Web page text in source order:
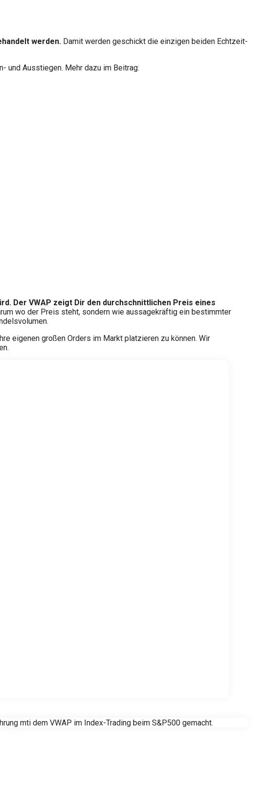
werden. Damit werden geschickt die einzigen beiden Echtzeit-
und Ausstiegen. Mehr dazu im Beitrag:
Der VWAP zeigt Dir den durchschnittlichen Preis eines
wo der Preis steht, sondern wie aussagekräftig ein bestimmter
eigenen großen Orders im Markt platzieren zu können. Wir
mti dem VWAP im Index-Trading beim S&P500 gemacht.